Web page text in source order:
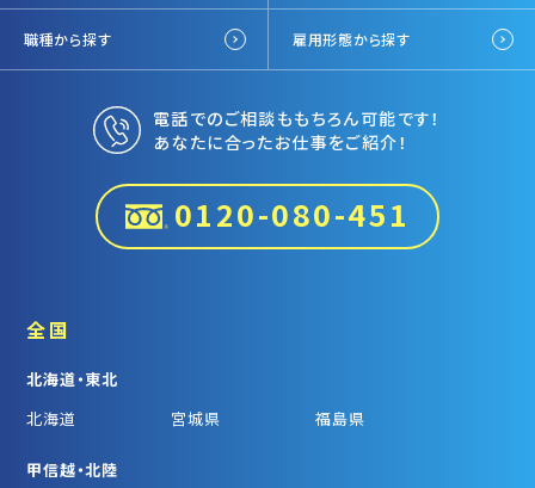
職種から探す 雇用形態から探す
電話でのご相談ももちろん可能です！
あなたに合ったお仕事をご紹介！
0120-080-451
全国
北海道・東北
北海道
宮城県 福島県
甲信越・北陸